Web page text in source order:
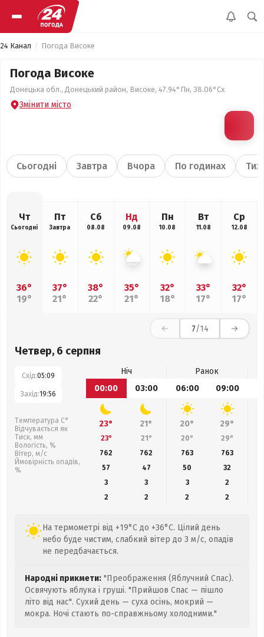
24 Канал Погода Високе
Погода Високе
Донецька обл., Донецький район, Високе, 47.94°Пн, 38.06°Сх
Змінити місто
Сьогодні Завтра Вчора По годинах
Чт
Сьогодні
36°
19°
Пт
Завтра
37°
21°
Сб
08.08
38°
22°
Нд
09.08
35°
21°
Пн
10.08
32°
18°
Вт
11.08
33°
17°
Ср
12.08
32°
17°
7/14
Четвер, 6 серпня
Схід:05:09
Захід:19:56
Температура С°
Відчувається як
Тиск, мм
Вологість, %
Вітер, м/с
Ймовірність опадів,
%
Ніч
Ранок
00:00
03:00 06:00 09:00
23° 21° 20° 29°
23° 21° 20° 29°
762
762 763 763
57
47 50 32
3
3 3
2
2
2 2 2
На термометрі від +19°C до +36°C. Цілий день
небо буде чистим, слабкий вітер до 3 м/с, опадів
не передбачається.
Народні прикмети: "Преображення (Яблучний Спас).
Освячують яблука і груші. "Прийшов Спас — пішло
літо від нас". Сухий день — суха осінь, мокрий —
мокра. Ночі стають по-справжньому холодними."